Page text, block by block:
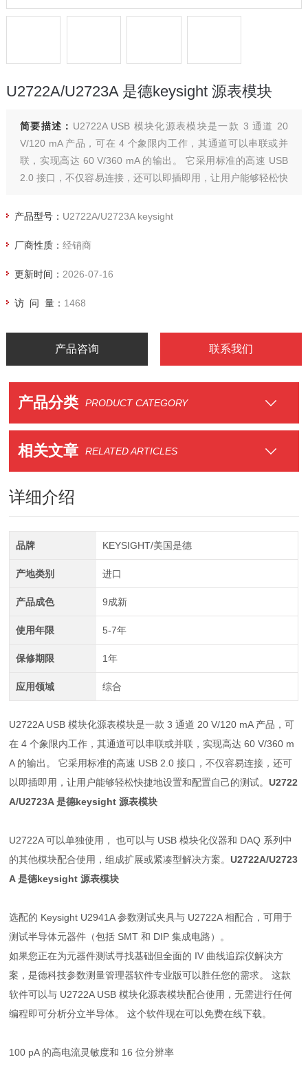
U2722A/U2723A 是德keysight 源表模块
简要描述： U2722A USB 模块化源表模块是一款 3 通道 20
V/120 mA 产品，可在 4 个象限内工作，其通道可以串联或并
联，实现高达 60 V/360 mA 的输出。 它采用标准的高速 USB
2.0 接口，不仅容易连接，还可以即插即用，让用户能够轻松快
表模块
产品型号： U2722A/U2723A keysight
厂商性质： 经销商
更新时间： 2026-07-16
访 问 量： 1468
产品咨询 联系我们
产品分类 PRODUCT CATEGORY
相关文章 RELATED ARTICLES
详细介绍
品牌 KEYSIGHT/美国是德
产地类别 进口
产品成色 9成新
使用年限 5-7年
保修期限 1年
应用领域 综合
U2722A USB 模块化源表模块是一款 3 通道 20 V/120 mA 产品，可
在 4 个象限内工作，其通道可以串联或并联，实现高达 60 V/360 m
A 的输出。 它采用标准的高速 USB 2.0 接口，不仅容易连接，还可
以即插即用，让用户能够轻松快捷地设置和配置自己的测试。U2722
A/U2723A 是德keysight 源表模块
U2722A 可以单独使用， 也可以与 USB 模块化仪器和 DAQ 系列中
的其他模块配合使用，组成扩展或紧凑型解决方案。U2722A/U2723
A 是德keysight 源表模块
选配的 Keysight U2941A 参数测试夹具与 U2722A 相配合，可用于
测试半导体元器件（包括 SMT 和 DIP 集成电路）。
如果您正在为元器件测试寻找基础但全面的 IV 曲线追踪仪解决方
案，是德科技参数测量管理器软件专业版可以胜任您的需求。 这款
软件可以与 U2722A USB 模块化源表模块配合使用，无需进行任何
编程即可分析分立半导体。 这个软件现在可以免费在线下载。
100 pA 的高电流灵敏度和 16 位分辨率